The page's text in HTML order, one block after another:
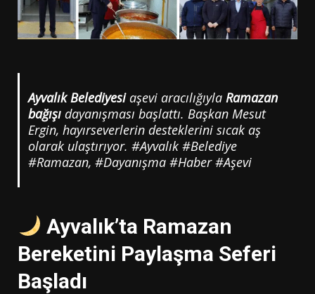
Ayvalık Belediyesiaşevi aracılığıyla Ramazan
bağışıdayanışması başlattı. Başkan Mesut
Ergin, hayırseverlerin desteklerini sıcak aş
olarak ulaştırıyor. #Ayvalık #Belediye
#Ramazan, #Dayanışma #Haber #Aşevi
Ayvalık’ta Ramazan
Bereketini Paylaşma Seferi
Başladı